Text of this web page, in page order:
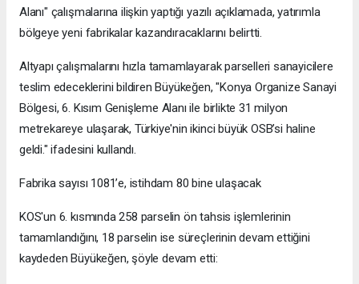
Alanı" çalışmalarına ilişkin yaptığı yazılı açıklamada, yatırımla
bölgeye yeni fabrikalar kazandıracaklarını belirtti.
Altyapı çalışmalarını hızla tamamlayarak parselleri sanayicilere
teslim edeceklerini bildiren Büyükeğen, "Konya Organize Sanayi
Bölgesi, 6. Kısım Genişleme Alanı ile birlikte 31 milyon
metrekareye ulaşarak, Türkiye'nin ikinci büyük OSB’si haline
geldi." ifadesini kullandı.
Fabrika sayısı 1081’e, istihdam 80 bine ulaşacak
KOS'un 6. kısmında 258 parselin ön tahsis işlemlerinin
tamamlandığını, 18 parselin ise süreçlerinin devam ettiğini
kaydeden Büyükeğen, şöyle devam etti: